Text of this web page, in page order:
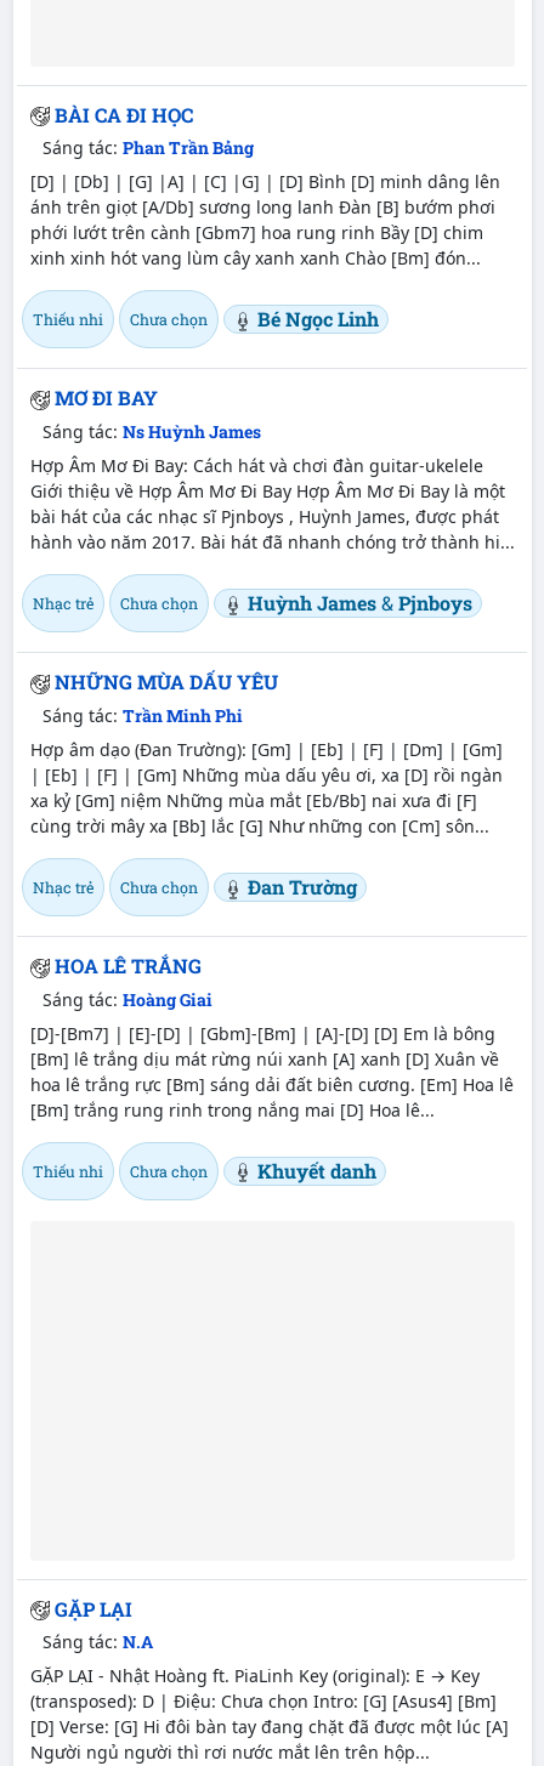
BÀI CA ĐI HỌC
Sáng tác: Phan Trần Bảng
[D] | [Db] | [G] |A] | [C] |G] | [D] Bình [D] minh dâng lên
ánh trên giọt [A/Db] sương long lanh Đàn [B] bướm phơi
phới lướt trên cành [Gbm7] hoa rung rinh Bầy [D] chim
xinh xinh hót vang lùm cây xanh xanh Chào [Bm] đón...
Thiếu nhi Chưa chọn Bé Ngọc Linh
MƠ ĐI BAY
Sáng tác: Ns Huỳnh James
Hợp Âm Mơ Đi Bay: Cách hát và chơi đàn guitar-ukelele
Giới thiệu về Hợp Âm Mơ Đi Bay Hợp Âm Mơ Đi Bay là một
bài hát của các nhạc sĩ Pjnboys , Huỳnh James, được phát
hành vào năm 2017. Bài hát đã nhanh chóng trở thành hi...
Nhạc trẻ Chưa chọn Huỳnh James&Pjnboys
NHỮNG MÙA DẤU YÊU
Sáng tác: Trần Minh Phi
Hợp âm dạo (Đan Trường): [Gm] | [Eb] | [F] | [Dm] | [Gm]
| [Eb] | [F] | [Gm] Những mùa dấu yêu ơi, xa [D] rồi ngàn
xa kỷ [Gm] niệm Những mùa mắt [Eb/Bb] nai xưa đi [F]
cùng trời mây xa [Bb] lắc [G] Như những con [Cm] sôn...
Nhạc trẻ Chưa chọn Đan Trường
HOA LÊ TRẮNG
Sáng tác: Hoàng Giai
[D]-[Bm7] | [E]-[D] | [Gbm]-[Bm] | [A]-[D] [D] Em là bông
[Bm] lê trắng dịu mát rừng núi xanh [A] xanh [D] Xuân về
hoa lê trắng rực [Bm] sáng dải đất biên cương. [Em] Hoa lê
[Bm] trắng rung rinh trong nắng mai [D] Hoa lê...
Thiếu nhi Chưa chọn Khuyết danh
GẶP LẠI
Sáng tác: N.A
GẶP LẠI - Nhật Hoàng ft. PiaLinh Key (original): E → Key
(transposed): D | Điệu: Chưa chọn Intro: [G] [Asus4] [Bm]
[D] Verse: [G] Hi đôi bàn tay đang chặt đã được một lúc [A]
Người ngủ người thì rơi nước mắt lên trên hộp...